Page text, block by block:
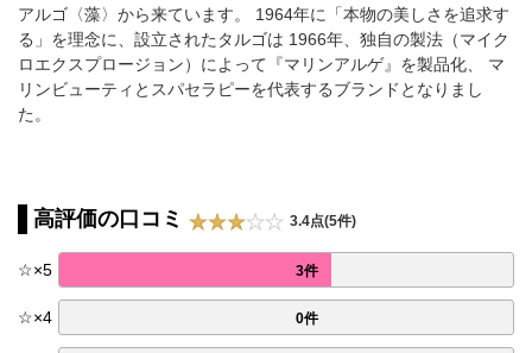
アルゴ〈藻〉から来ています。 1964年に「本物の美しさを追求す
る」を理念に、設立されたタルゴは 1966年、独自の製法（マイク
ロエクスプロージョン）によって『マリンアルゲ』を製品化、 マ
リンビューティとスパセラピーを代表するブランドとなりまし
た。
高評価の口コミ 3.4点(5件)
☆×5 3件
☆×4 0件